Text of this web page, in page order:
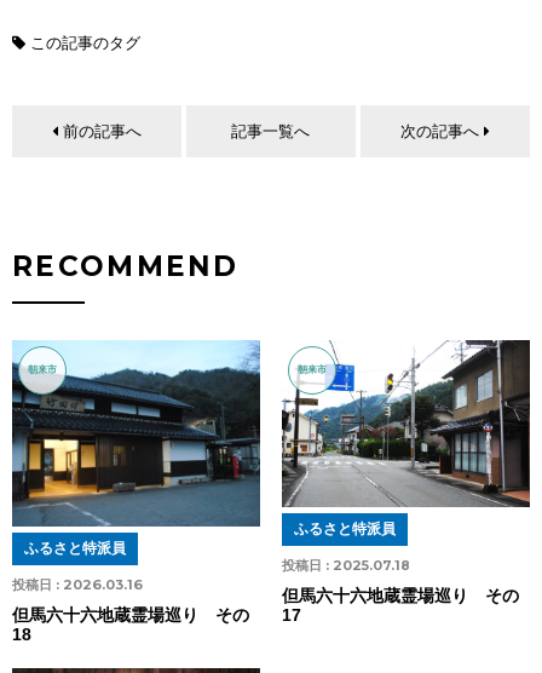
この記事のタグ
前の記事へ 記事一覧へ 次の記事へ
RECOMMEND
朝来市
投稿日 : 2026.03.16
ふるさと特派員
但馬六十六地蔵霊場巡り その
18
朝来市
投稿日 : 2025.07.18
ふるさと特派員
但馬六十六地蔵霊場巡り その
17